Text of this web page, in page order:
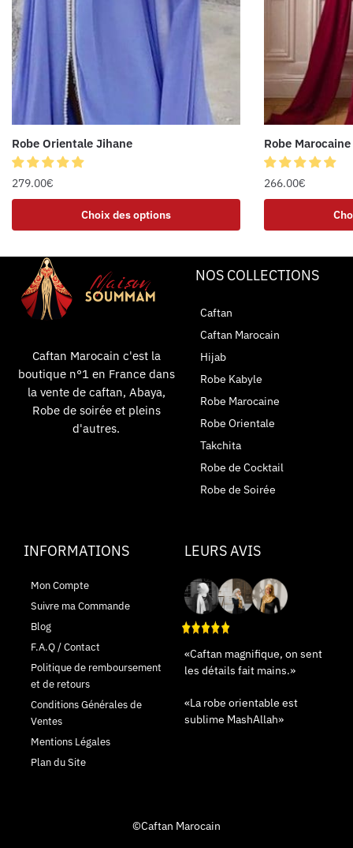
Robe Orientale Jihane
279.00€
Choix des options
Robe
266.00€
Caftan Marocain c'est la
boutique n°1 en France dans
la vente de caftan, Abaya,
Robe de soirée et pleins
d'autres.
NOS COLLECTIONS
Caftan
Caftan Marocain
Hijab
Robe Kabyle
Robe Marocaine
Robe Orientale
Takchita
Robe de Cocktail
Robe de Soirée
INFORMATIONS
Mon Compte
Suivre ma Commande
Blog
F.A.Q / Contact
Politique de remboursement
et de retours
Conditions Générales de
Ventes
Mentions Légales
Plan du Site
LEURS AVIS
«Caftan magnifique, on sent
les détails fait mains.»
«La robe orientable est
sublime MashAllah»
©Caftan Marocain